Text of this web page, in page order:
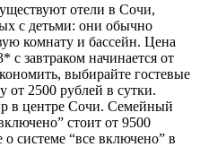
отели в Сочи,
с детьми: они обычно
комнату и бассейн. Цена
с завтраком начинается от
выбирайте гостевые
от 2500 рублей в сутки.
в центре Сочи. Семейный
стоит от 9500
системе “все включено” в